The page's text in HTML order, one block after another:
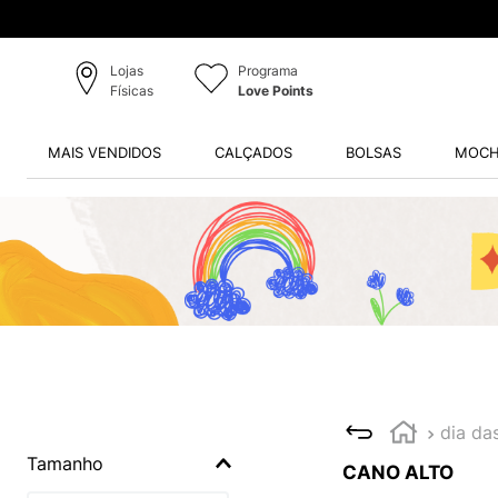
Lojas
Físicas
Programa
Love Points
MAIS VENDIDOS CALÇADOS BOLSAS
Tamanho
dia
CANO ALTO